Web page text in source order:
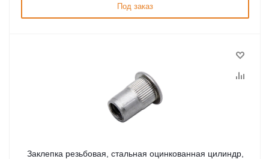
Под заказ
Заклепка резьбовая, стальная оцинкованная цилиндр,